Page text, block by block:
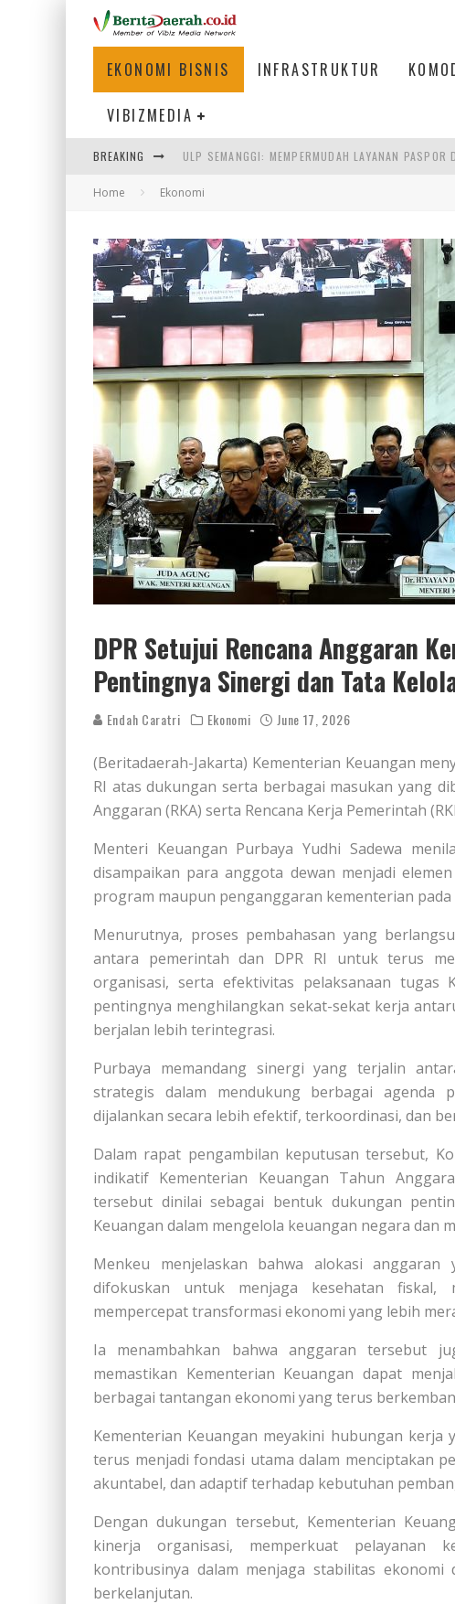
EKONOMI BISNIS INFRASTRUKTUR
VIBIZMEDIA
BREAKING
ULP SEMANGGI: MEMPERMUDAH LAYANAN PASPOR
BAKMI PANGSIT AYAM, KULINER LEGENDARIS DI
KETIKA INSTITUSI MENENTUKAN MASA DEPAN
Home Ekonomi
DPR Setujui Rencana Anggaran
Pentingnya Sinergi dan Tata
Endah Caratri Ekonomi June 17, 2026
(Beritadaerah-Jakarta) Kementerian Keuangan
RI atas dukungan serta berbagai masukan yang
Anggaran (RKA) serta Rencana Kerja Pemerintah
Menteri Keuangan Purbaya Yudhi Sadewa
disampaikan para anggota dewan menjadi
program maupun penganggaran kementerian pada
Menurutnya, proses pembahasan yang
antara pemerintah dan DPR RI untuk terus
organisasi, serta efektivitas pelaksanaan tugas
pentingnya menghilangkan sekat-sekat kerja
berjalan lebih terintegrasi.
Purbaya memandang sinergi yang terjalin
strategis dalam mendukung berbagai agenda
dijalankan secara lebih efektif, terkoordinasi, dan
Dalam rapat pengambilan keputusan tersebut,
indikatif Kementerian Keuangan Tahun
tersebut dinilai sebagai bentuk dukungan
Keuangan dalam mengelola keuangan negara dan
Menkeu menjelaskan bahwa alokasi
difokuskan untuk menjaga kesehatan fiskal,
mempercepat transformasi ekonomi yang lebih
Ia menambahkan bahwa anggaran tersebut
memastikan Kementerian Keuangan dapat
berbagai tantangan ekonomi yang terus
Kementerian Keuangan meyakini hubungan
terus menjadi fondasi utama dalam menciptakan
akuntabel, dan adaptif terhadap kebutuhan
Dengan dukungan tersebut, Kementerian
kinerja organisasi, memperkuat pelayanan
kontribusinya dalam menjaga stabilitas
berkelanjutan.